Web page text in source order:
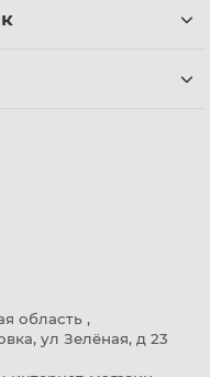
область ,
ул Зелёная, д 23